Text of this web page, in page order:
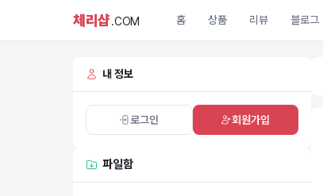
체리샵.COM 홈 상품 리뷰 블로그
내 정보
로그인 회원가입
파일함